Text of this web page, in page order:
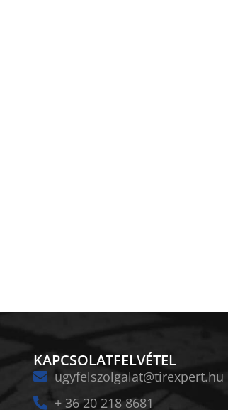
KAPCSOLATFELVÉTEL
ugyfelszolgalat@tirexpert.hu
+ 36 20 218 8681